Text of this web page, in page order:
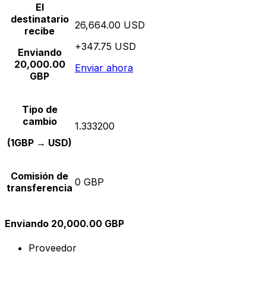
El
destinatario
recibe
Enviando
20,000.00
GBP
26,664.00 USD
+347.75 USD
Enviar ahora
Tipo de
cambio
(1GBP → USD)
1.333200
Comisión de
transferencia 0 GBP
Enviando 20,000.00 GBP
Proveedor